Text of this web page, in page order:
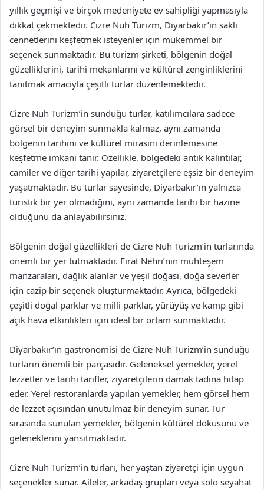
yıllık geçmişi ve birçok medeniyete ev sahipliği yapmasıyla
dikkat çekmektedir. Cizre Nuh Turizm, Diyarbakır’ın saklı
cennetlerini keşfetmek isteyenler için mükemmel bir
seçenek sunmaktadır. Bu turizm şirketi, bölgenin doğal
güzelliklerini, tarihi mekanlarını ve kültürel zenginliklerini
tanıtmak amacıyla çeşitli turlar düzenlemektedir.
Cizre Nuh Turizm’in sunduğu turlar, katılımcılara sadece
görsel bir deneyim sunmakla kalmaz, aynı zamanda
bölgenin tarihini ve kültürel mirasını derinlemesine
keşfetme imkanı tanır. Özellikle, bölgedeki antik kalıntılar,
camiler ve diğer tarihi yapılar, ziyaretçilere eşsiz bir deneyim
yaşatmaktadır. Bu turlar sayesinde, Diyarbakır’ın yalnızca
turistik bir yer olmadığını, aynı zamanda tarihi bir hazine
olduğunu da anlayabilirsiniz.
Bölgenin doğal güzellikleri de Cizre Nuh Turizm’in turlarında
önemli bir yer tutmaktadır. Fırat Nehri’nin muhteşem
manzaraları, dağlık alanlar ve yeşil doğası, doğa severler
için cazip bir seçenek oluşturmaktadır. Ayrıca, bölgedeki
çeşitli doğal parklar ve milli parklar, yürüyüş ve kamp gibi
açık hava etkinlikleri için ideal bir ortam sunmaktadır.
Diyarbakır’ın gastronomisi de Cizre Nuh Turizm’in sunduğu
turların önemli bir parçasıdır. Geleneksel yemekler, yerel
lezzetler ve tarihi tarifler, ziyaretçilerin damak tadına hitap
eder. Yerel restoranlarda yapılan yemekler, hem görsel hem
de lezzet açısından unutulmaz bir deneyim sunar. Tur
sırasında sunulan yemekler, bölgenin kültürel dokusunu ve
geleneklerini yansıtmaktadır.
Cizre Nuh Turizm’in turları, her yaştan ziyaretçi için uygun
seçenekler sunar. Aileler, arkadaş grupları veya solo seyahat